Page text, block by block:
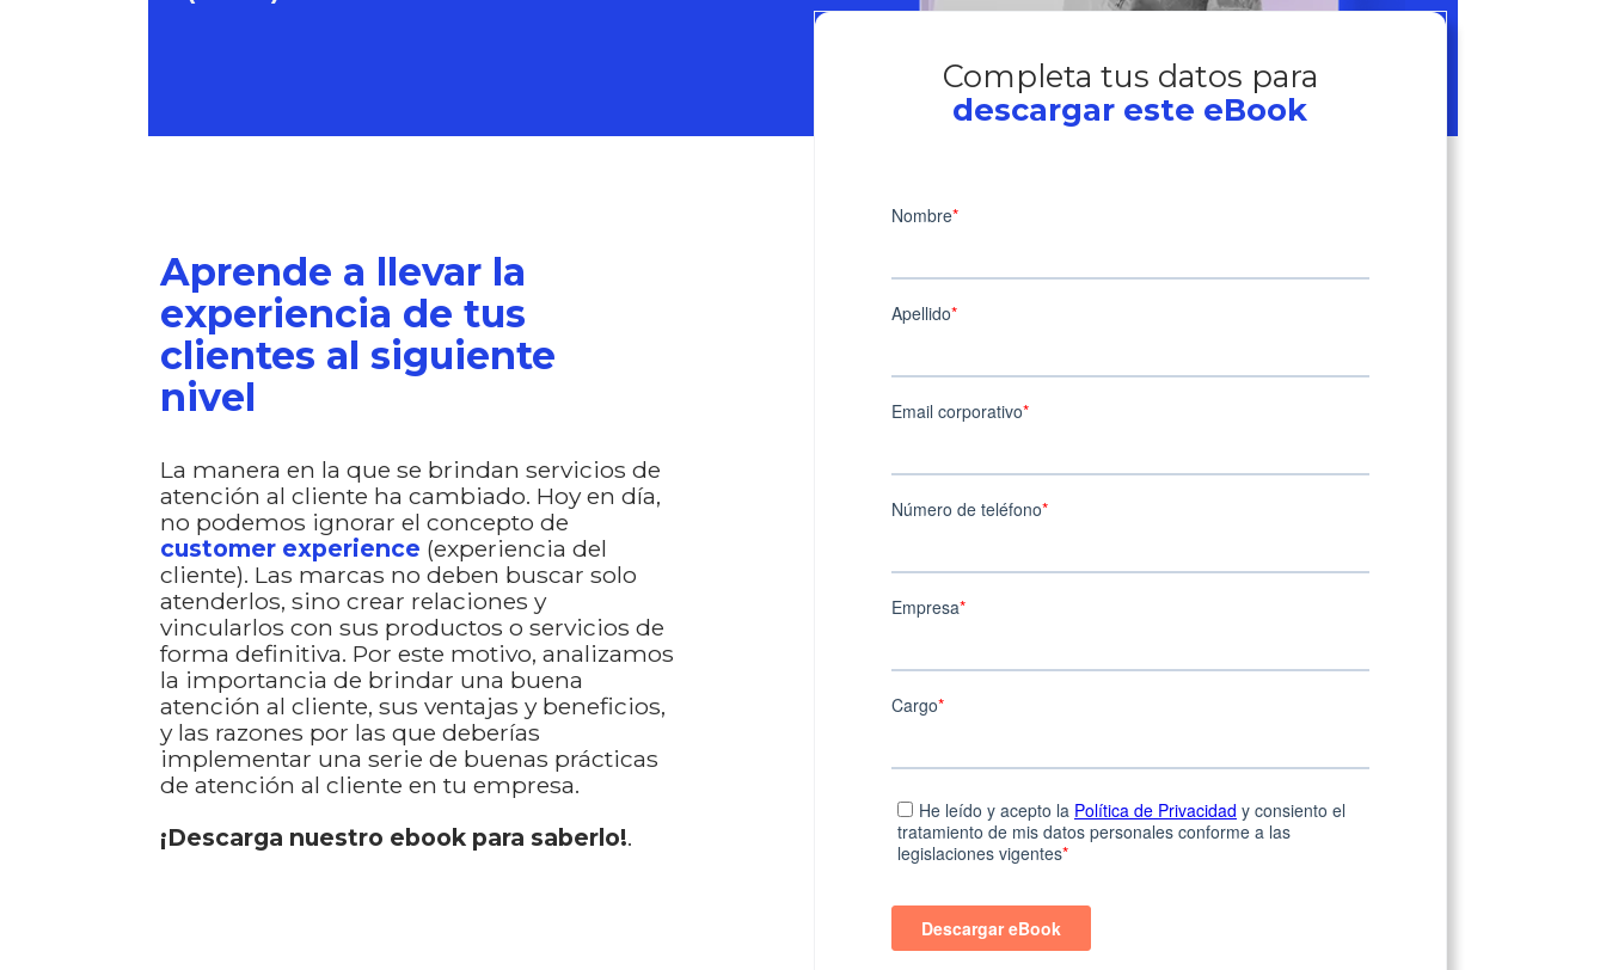
Aprende a llevar la
experiencia de tus
clientes al siguiente
nivel
La manera en la que se brindan servicios de
atención al cliente ha cambiado. Hoy en día,
no podemos ignorar el concepto de
customer experience (experiencia del
cliente). Las marcas no deben buscar solo
atenderlos, sino crear relaciones y
vincularlos con sus productos o servicios de
forma definitiva. Por este motivo, analizamos
la importancia de brindar una buena
atención al cliente, sus ventajas y beneficios,
y las razones por las que deberías
implementar una serie de buenas prácticas
de atención al cliente en tu empresa.
¡Descarga nuestro ebook para saberlo!.
Completa tus datos para
descargar este eBook